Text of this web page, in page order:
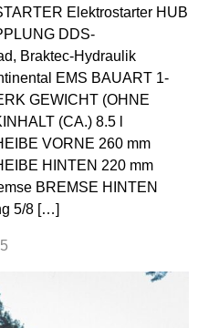
Elektrostarter HUB
DDS-
Braktec-Hydraulik
EMS BAUART 1-
GEWICHT (OHNE
(CA.) 8.5 l
VORNE 260 mm
HINTEN 220 mm
BREMSE HINTEN
5/8 […]